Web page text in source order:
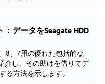
データをSeagate HDD
8、7用の優れた包括的な
介し、その助けを借りてデ
る方法を示します。